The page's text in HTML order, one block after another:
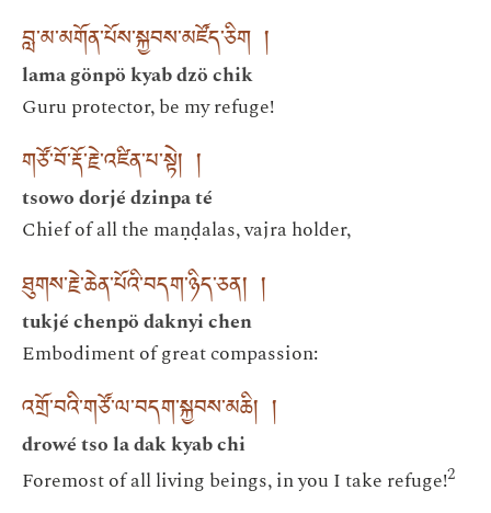
བླ་མ་མགོན་པོས་སྐྱབས་མཛོད་ཅིག །
lama gönpö kyab dzö chik
Guru protector, be my refuge!
གཙོ་བོ་རྡོ་རྗེ་འཛིན་པ་སྟེ། །
tsowo dorjé dzinpa té
Chief of all the maṇḍalas, vajra holder,
ཐུགས་རྗེ་ཆེན་པོའི་བདག་ཉིད་ཅན། །
tukjé chenpö daknyi chen
Embodiment of great compassion:
འགྲོ་བའི་གཙོ་ལ་བདག་སྐྱབས་མཆི། །
drowé tso la dak kyab chi
Foremost of all living beings, in you I take refuge!2